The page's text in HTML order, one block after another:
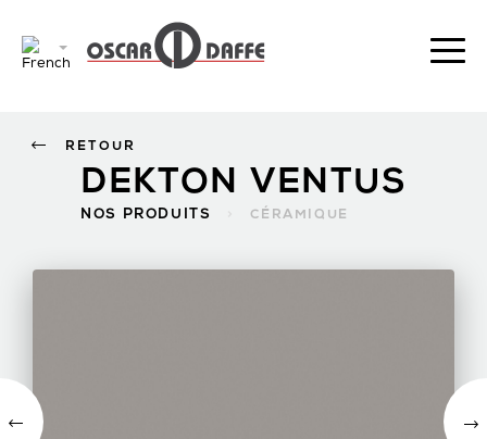
DEKTON VENTUS
NOS PRODUITS CÉRAMIQUE
RETOUR